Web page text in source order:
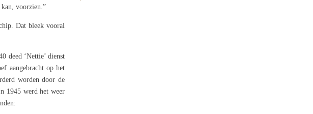
voorzien.”
Dat bleek vooral
deed ‘Nettie’ dienst
aangebracht op het
worden door de
1945 werd het weer